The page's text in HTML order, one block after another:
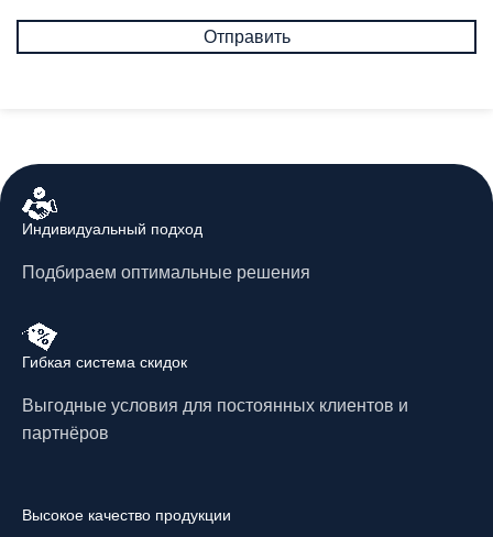
Индивидуальный подход
Подбираем оптимальные решения
Гибкая система скидок
Выгодные условия для постоянных клиентов и
партнёров
Высокое качество продукции